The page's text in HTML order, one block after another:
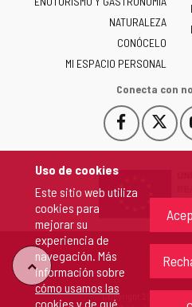
Uso de cookies
Este sitio web utiliza
cookies para
mejorar su
experiencia de
navegación. Más
información sobre
cómo usamos las
cookies y de qué
Castilla
y
León
-
NATURALEZA
CONÓCELO
MI ESPACIO PERSONAL
Conecta con
Facebook
Este
enlace
en
nueva.
Este
enlace
una
nueva.
"Volver
arriba"
Copyright 2026 - Junta